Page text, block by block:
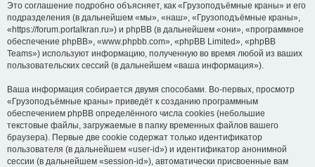
Это соглашение подробно объясняет, как «Грузоподъёмные краны» и его
подразделения (в дальнейшем «мы», «наш», «Грузоподъёмные краны»,
«https://forum.portalkran.ru») и phpBB (в дальнейшем «они», «программное
обеспечение phpBB», «www.phpbb.com», «phpBB Limited», «phpBB
Teams») используют информацию, полученную во время любой из ваших
пользовательских сессий (в дальнейшем «ваша информация»).
Ваша информация собирается двумя способами. Во-первых, просмотр
«Грузоподъёмные краны» приведёт к созданию программным
обеспечением phpBB определённого числа cookies (небольшие
текстовые файлы, загружаемые в папку временных файлов вашего
браузера). Первые две cookie содержат только идентификатор
пользователя (в дальнейшем «user-id») и идентификатор анонимной
сессии (в дальнейшем «session-id»), автоматически присвоенные вам